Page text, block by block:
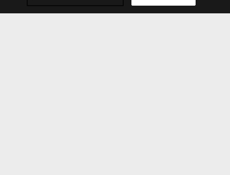
MÁS INFORMACIÓN